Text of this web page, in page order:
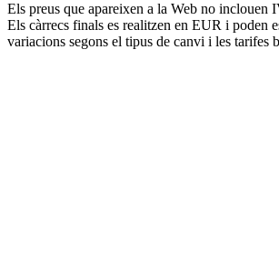
Els preus que apareixen a la Web no inclouen
Els càrrecs finals es realitzen en EUR i poden
variacions segons el tipus de canvi i les tarifes